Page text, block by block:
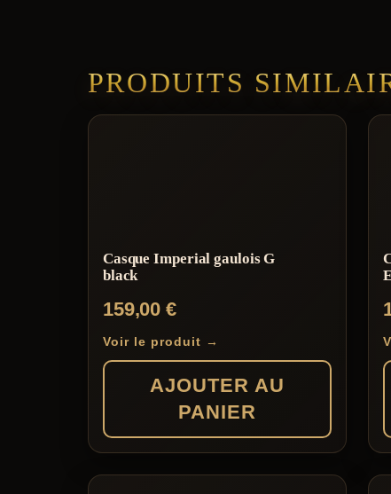
PRODUITS
Casque Imperial gaulois G
black
159,00€
Voir le produit →
AJOUTER AU
PANIER